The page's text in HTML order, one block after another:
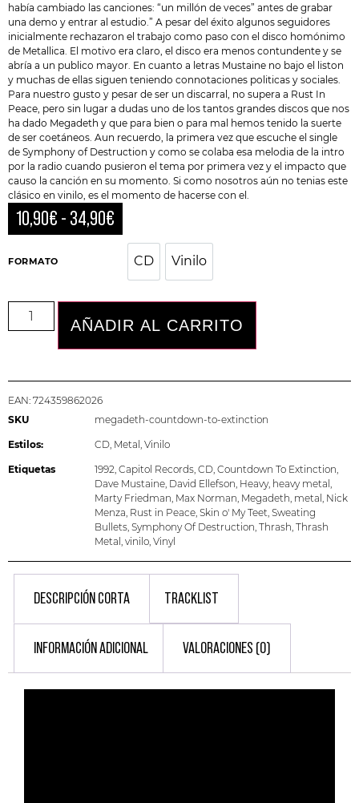
había cambiado las canciones: “un millón de veces” antes de grabar
una demo y entrar al estudio.” A pesar del éxito algunos seguidores
inicialmente rechazaron el trabajo como paso con el disco homónimo
de Metallica. El motivo era claro, el disco era menos contundente y se
abría a un publico mayor. En cuanto a letras Mustaine no bajo el liston
y muchas de ellas siguen teniendo connotaciones politicas y sociales.
Para nuestro gusto y pesar de ser un discarral, no supera a Rust In
Peace, pero sin lugar a dudas uno de los tantos grandes discos que nos
ha dado Megadeth y que para bien o para mal hemos tenido la suerte
de ser coetáneos. Aun recuerdo, la primera vez que escuche el single
de Symphony of Destruction y como se colaba esa melodia de la intro
por la radio cuando pusieron el tema por primera vez y el impacto que
causo la canción en su momento. Si como nosotros aún no tenias este
clásico en vinilo, es el momento de hacerse con el.
10,90€ - 34,90€
FORMATO CD Vinilo
AÑADIR AL CARRITO
EAN: 724359862026
SKU
megadeth-countdown-to-extinction
Estilos: CD, Metal , Vinilo
Etiquetas 1992, Capitol Records, CD, Countdown To Extinction,
Dave Mustaine, David Ellefson, Heavy, heavy metal ,
Marty Friedman, Max Norman, Megadeth, metal , Nick
Menza, Rust in Peace, Skin o' My Teet, Sweating
Bullets, Symphony Of Destruction, Thrash, Thrash
Metal , vinilo, Vinyl
DESCRIPCIÓN CORTA TRACKLIST
INFORMACIÓN ADICIONAL VALORACIONES (0)